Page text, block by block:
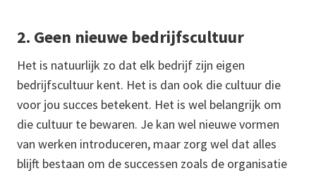
2. Geen nieuwe bedrijfscultuur
Het is natuurlijk zo dat elk bedrijf zijn eigen
bedrijfscultuur kent. Het is dan ook die cultuur die
voor jou succes betekent. Het is wel belangrijk om
die cultuur te bewaren. Je kan wel nieuwe vormen
van werken introduceren, maar zorg wel dat alles
blijft bestaan om de successen zoals de organisatie